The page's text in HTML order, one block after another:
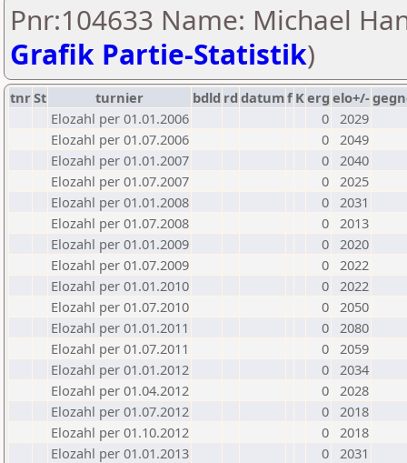
Pnr:104633 Name: Michael
Grafik Partie-Statistik)
tnrSt turnier bdld rd datumf Kerg elo+/-
Elozahl per 01.01.2006
0 2029
Elozahl per 01.07.2006
0 2049
Elozahl per 01.01.2007
0 2040
Elozahl per 01.07.2007
0 2025
Elozahl per 01.01.2008
0 2031
Elozahl per 01.07.2008
0 2013
Elozahl per 01.01.2009
0 2020
Elozahl per 01.07.2009
0 2022
Elozahl per 01.01.2010
0 2022
Elozahl per 01.07.2010
0 2050
Elozahl per 01.01.2011
0 2080
Elozahl per 01.07.2011
0 2059
Elozahl per 01.01.2012
0 2034
Elozahl per 01.04.2012
0 2028
Elozahl per 01.07.2012
0 2018
Elozahl per 01.10.2012
0 2018
Elozahl per 01.01.2013
0 2031